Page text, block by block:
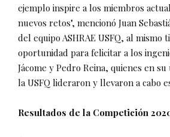
ejemplo inspire a los miembros
nuevos retos", mencionó Juan
del equipo ASHRAE USFQ, al mismo
oportunidad para felicitar a los
Jácome y Pedro Reina, quienes en
la USFQ lideraron y llevaron a cabo
Resultados de la Competición